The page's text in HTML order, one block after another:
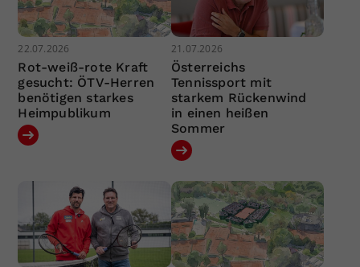
22.07.2026
Rot-weiß-rote Kraft
gesucht: ÖTV-Herren
benötigen starkes
Heimpublikum
21.07.2026
Österreichs
Tennissport mit
starkem Rückenwind
in einen heißen
Sommer